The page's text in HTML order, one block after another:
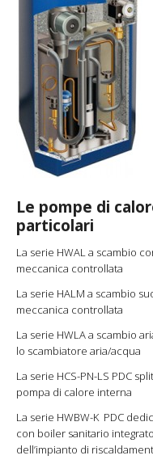
Le pompe di
particolari
La serie HWAL a scambio
meccanica controllata
La serie HALM a scambio
meccanica controllata
La serie HWLA a scambio
lo scambiatore aria/acqua
La serie HCS-PN-LS PDC
pompa di calore interna
La serie HWBW-K PDC
con boiler sanitario
dell’impianto di